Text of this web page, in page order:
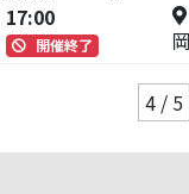
17:00
開催終了
4 / 5